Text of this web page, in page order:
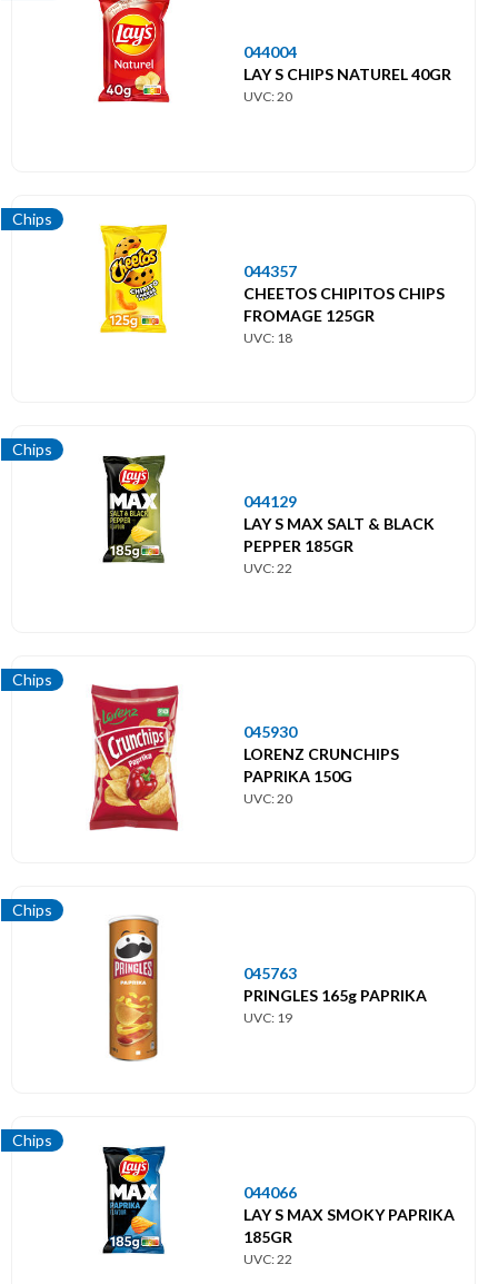
044004
LAY S CHIPS NATUREL 40GR
UVC: 20
Chips
044357
CHEETOS CHIPITOS CHIPS
FROMAGE 125GR
UVC: 18
Chips
044129
LAY S MAX SALT & BLACK
PEPPER 185GR
UVC: 22
Chips
045930
LORENZ CRUNCHIPS
PAPRIKA 150G
UVC: 20
Chips
045763
PRINGLES 165g PAPRIKA
UVC: 19
Chips
044066
LAY S MAX SMOKY PAPRIKA
185GR
UVC: 22